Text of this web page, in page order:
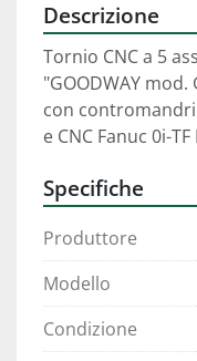
Descrizione
Tornio CNC a 5
"GOODWAY mod.
con
e CNC Fanuc 0i-TF
Specifiche
Produttore
Modello
Condizione